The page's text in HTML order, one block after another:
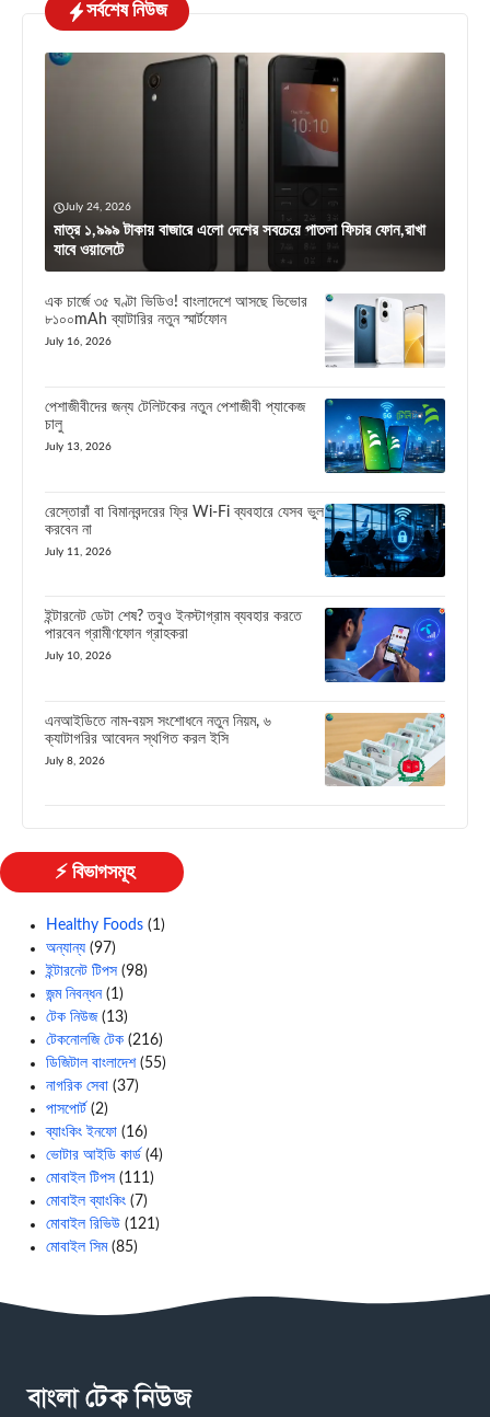
সর্বশেষ নিউজ
July 24, 2026
মাত্র ১,৯৯৯ টাকায় বাজারে এলো দেশের সবচেয়ে পাতলা ফিচার ফোন,রাখা
যাবে ওয়ালেটে
এক চার্জে ৩৫ ঘণ্টা ভিডিও! বাংলাদেশে আসছে ভিভোর
৮১০০mAh ব্যাটারির নতুন স্মার্টফোন
July 16, 2026
পেশাজীবীদের জন্য টেলিটকের নতুন পেশাজীবী প্যাকেজ
চালু
July 13, 2026
রেস্তোরাঁ বা বিমানবন্দরের ফ্রি Wi-Fi ব্যবহারে যেসব ভুল
করবেন না
July 11, 2026
ইন্টারনেট ডেটা শেষ? তবুও ইনস্টাগ্রাম ব্যবহার করতে
পারবেন গ্রামীণফোন গ্রাহকরা
July 10, 2026
এনআইডিতে নাম-বয়স সংশোধনে নতুন নিয়ম, ৬
ক্যাটাগরির আবেদন স্থগিত করল ইসি
July 8, 2026
⚡ বিভাগসমূহ
Healthy Foods (1)
অন্যান্য (97)
ইন্টারনেট টিপস (98)
জন্ম নিবন্ধন(1)
টেক নিউজ(13)
টেকনোলজি টেক (216)
ডিজিটাল বাংলাদেশ(55)
নাগরিক সেবা (37)
পাসপোর্ট (2)
ব্যাংকিং ইনফো (16)
ভোটার আইডি কার্ড (4)
মোবাইল টিপস (111)
মোবাইল ব্যাংকিং (7)
মোবাইল রিভিউ (121)
মোবাইল সিম(85)